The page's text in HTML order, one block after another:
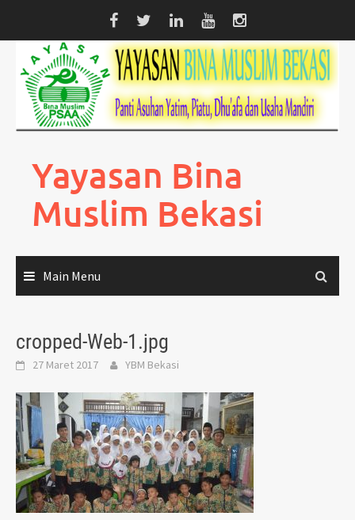
content
Yayasan Bina
Muslim Bekasi
Main Menu
cropped-Web-1.jpg
27 Maret 2017 YBM Bekasi